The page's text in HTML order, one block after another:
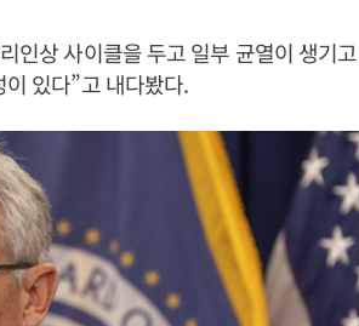
인상 사이클을 두고 일부 균열이 생기고
있다”고 내다봤다.